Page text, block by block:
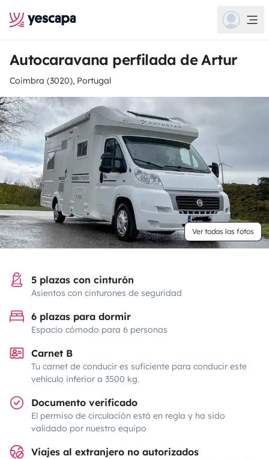
Autocaravana perfilada de Artur
Coimbra (3020), Portugal
Ver todas las fotos
5 plazas con cinturón
Asientos con cinturones de seguridad
6 plazas para dormir
Espacio cómodo para 6 personas
Carnet B
Tu carnet de conducir es suficiente para conducir este
vehículo inferior a 3500 kg.
Documento verificado
El permiso de circulación está en regla y ha sido
validado por nuestro equipo
Viajes al extranjero no autorizados